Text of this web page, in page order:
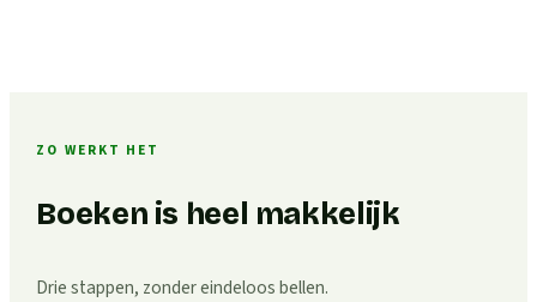
ZO WERKT HET
Boeken is heel makkelijk
Drie stappen, zonder eindeloos bellen.